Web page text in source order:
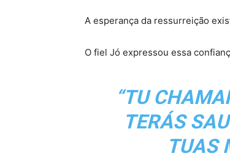
A esperança da ressurreição
O fiel Jó expressou essa
“TU
TERÁS
TUAS